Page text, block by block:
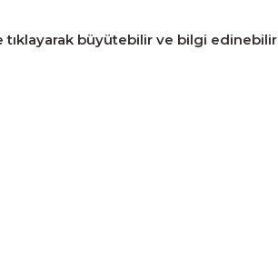
büyütebilir ve bilgi